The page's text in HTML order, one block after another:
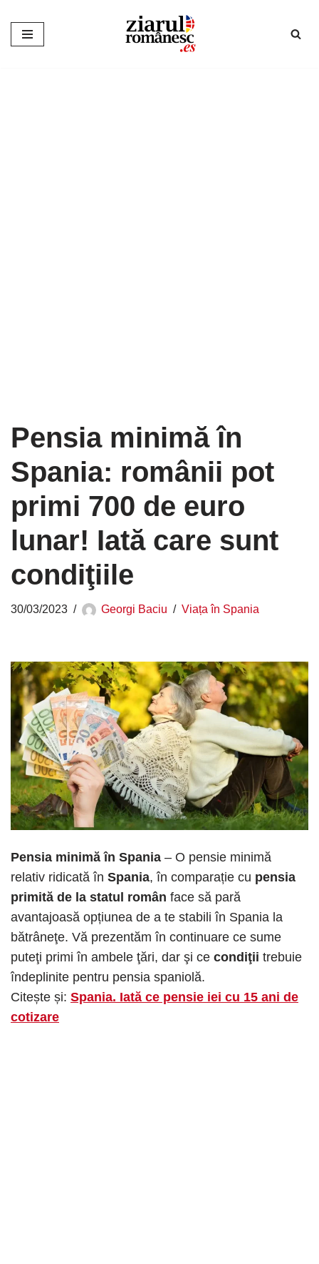
Sari
Pensia minimă în
Spania: românii pot
primi 700 de euro
lunar! Iată care sunt
condiţiile
30/03/2023 Georgi Baciu Viața în Spania
Pensia minimă în Spania – O pensie minimă
relativ ridicată în Spania, în comparație cu pensia
primită de la statul român face să pară
avantajoasă opțiunea de a te stabili în Spania la
bătrâneţe. Vă prezentăm în continuare ce sume
puteţi primi în ambele ţări, dar şi ce condiţii trebuie
îndeplinite pentru pensia spaniolă.
Citește și: Spania. Iată ce pensie iei cu 15 ani de
cotizare